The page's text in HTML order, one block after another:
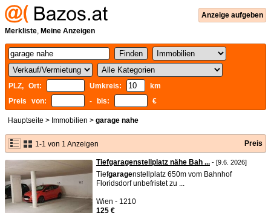
Anzeige aufgeben
Merkliste, Meine Anzeigen
PLZ, Ort: Umkreis:
km
Preis von:
- bis: €
Hauptseite > Immobilien > garage nahe
1-1 von 1 Anzeigen Preis
Tiefgaragenstellplatz nähe Bah ... - [9.6. 2026]
Tiefgaragenstellplatz 650m vom Bahnhof
Floridsdorf unbefristet zu ...
Wien - 1210
125 €